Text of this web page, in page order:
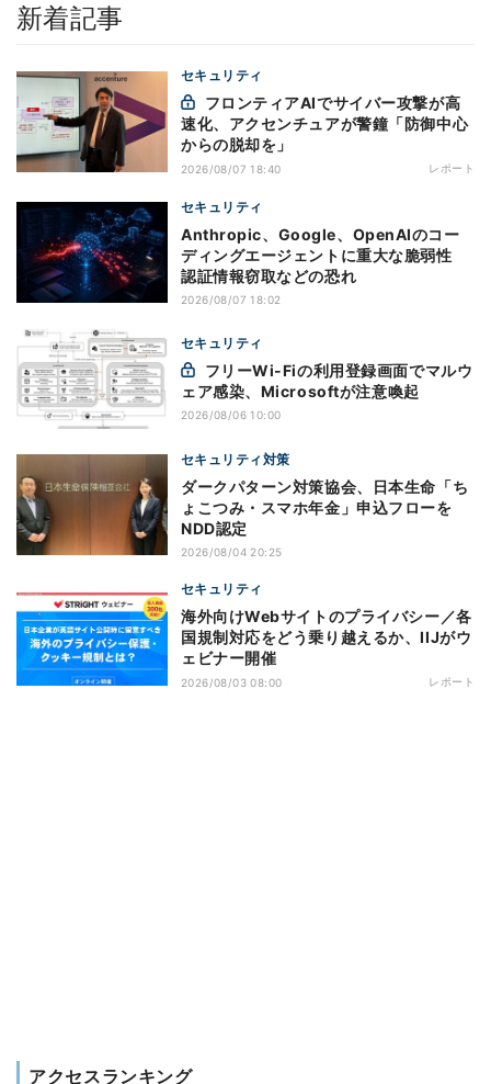
新着記事
セキュリティ
速化、アクセンチュアが警鐘「防御中心
からの脱却を」
2026/08/07 18:40 レポート
セキュリティ
Anthropic、Google、OpenAIのコー
ディングエージェントに重大な脆弱性
認証情報窃取などの恐れ
2026/08/07 18:02
セキュリティ
ェア感染、Microsoftが注意喚起
2026/08/06 10:00
セキュリティ対策
ダークパターン対策協会、日本生命「ち
ょこつみ・スマホ年金」申込フローを
NDD認定
2026/08/04 20:25
セキュリティ
海外向けWebサイトのプライバシー／各
国規制対応をどう乗り越えるか、IIJがウ
ェビナー開催
2026/08/03 08:00 レポート
アクセスランキング